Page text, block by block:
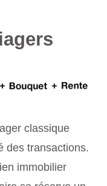
classique
des transactions.
immobilier